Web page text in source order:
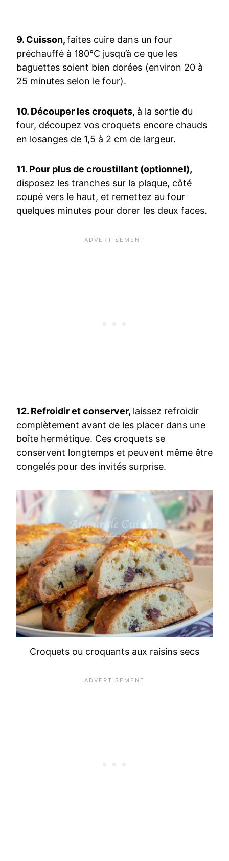
9. Cuisson,faites cuire dans un four
préchauffé à 180°C jusqu’à ce que les
baguettes soient bien dorées (environ 20 à
25 minutes selon le four).
10. Découper les croquets, à la sortie du
four, découpez vos croquets encore chauds
en losanges de 1,5 à 2 cm de largeur.
11. Pour plus de croustillant (optionnel),
disposez les tranches sur la plaque, côté
coupé vers le haut, et remettez au four
quelques minutes pour dorer les deux faces.
12. Refroidir et conserver, laissez refroidir
complètement avant de les placer dans une
boîte hermétique. Ces croquets se
conservent longtemps et peuvent même être
congelés pour des invités surprise.
Croquets ou croquants aux raisins secs